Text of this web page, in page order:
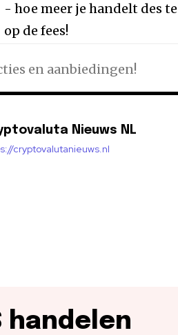
- hoe meer je handelt des
op de fees!
en aanbiedingen!
Nieuws NL
cryptovalutanieuws.nl
handelen